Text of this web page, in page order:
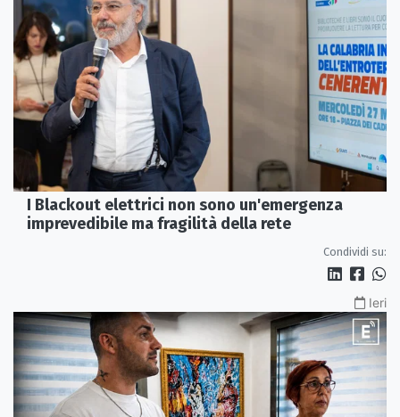
I Blackout elettrici non sono un'emergenza
imprevedibile ma fragilità della rete
Condividi su:
Ieri